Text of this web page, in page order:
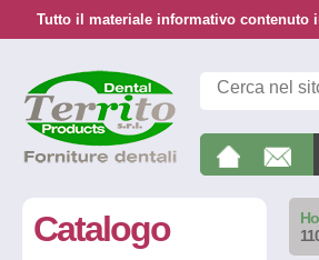
Tutto il materiale informativo contenuto
Catalogo